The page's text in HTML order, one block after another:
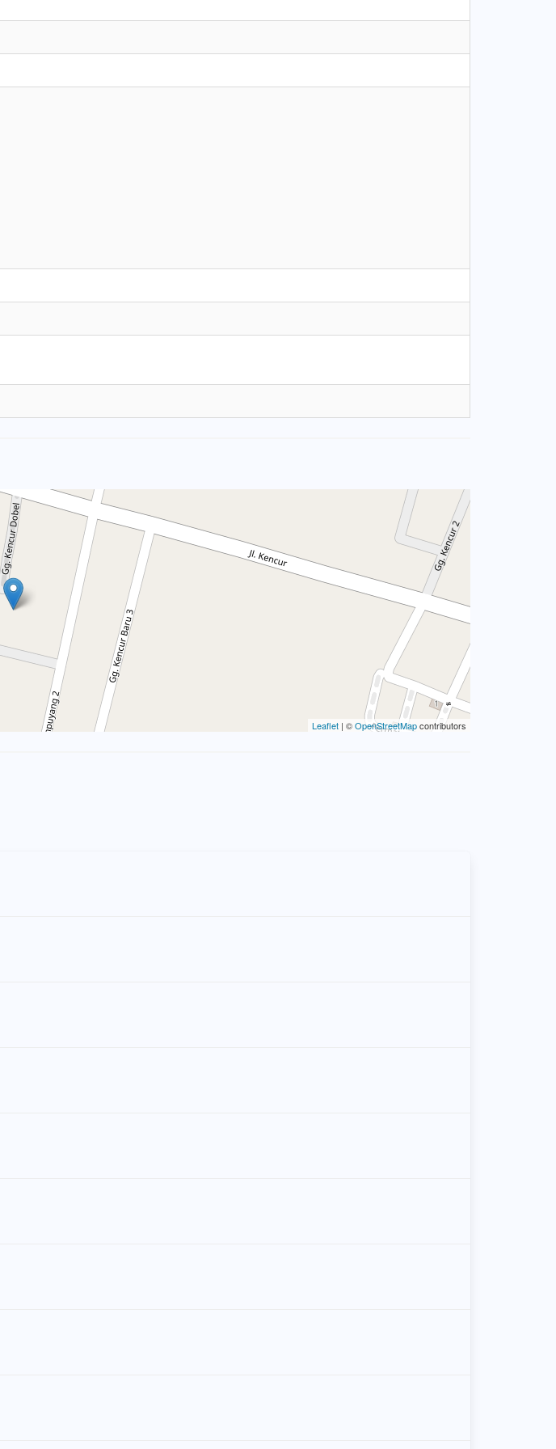
Leaflet | ©OpenStreetMapcontributors